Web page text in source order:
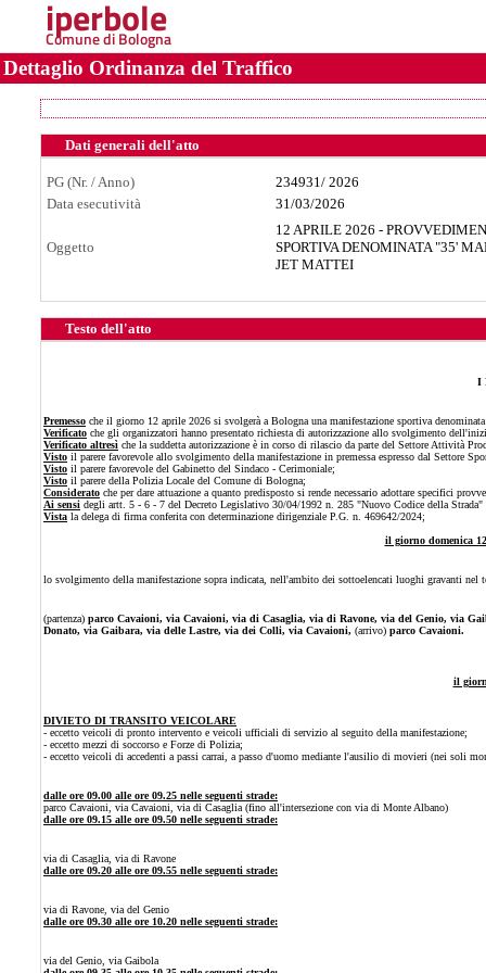
iperbole
Comune di Bologna
Dettaglio Ordinanza del Traffico
Dati generali dell'atto
PG (Nr. / Anno) 234931/ 2026
Data esecutività
31/03/2026
Oggetto
12 APRILE 2026 -
SPORTIVA DENOMINATA "35'
JET MATTEI
Testo dell'atto
I
Premesso che il giorno 12 aprile 2026 si svolgerà a Bologna una manifestazione sportiva
Verificato che gli organizzatori hanno presentato richiesta di autorizzazione allo svolgimento
Verificato altresì che la suddetta autorizzazione è in corso di rilascio da parte del Settore Attività
Visto il parere favorevole allo svolgimento della manifestazione in premessa espresso dal Settore
Visto il parere favorevole del Gabinetto del Sindaco - Cerimoniale;
Visto il parere della Polizia Locale del Comune di Bologna;
Considerato che per dare attuazione a quanto predisposto si rende necessario adottare specifici
Ai sensi degli artt. 5 - 6 - 7 del Decreto Legislativo 30/04/1992 n. 285 "Nuovo Codice della
Vista la delega di firma conferita con determinazione dirigenziale P.G. n. 469642/2024;
il giorno domenica
lo svolgimento della manifestazione sopra indicata, nell'ambito dei sottoelencati luoghi gravanti
(partenza) parco Cavaioni, via Cavaioni, via di Casaglia, via di Ravone, via del Genio, via
Donato, via Gaibara, via delle Lastre, via dei Colli, via Cavaioni, (arrivo) parco Cavaioni.
il
DIVIETO DI TRANSITO VEICOLARE
- eccetto veicoli di pronto intervento e veicoli ufficiali di servizio al seguito della manifestazione;
- eccetto mezzi di soccorso e Forze di Polizia;
- eccetto veicoli di accedenti a passi carrai, a passo d'uomo mediante l'ausilio di movieri (nei soli
dalle ore 09.00 alle ore 09.25 nelle seguenti strade:
parco Cavaioni, via Cavaioni, via di Casaglia (fino all'intersezione con via di Monte Albano)
dalle ore 09.15 alle ore 09.50 nelle seguenti strade:
via di Casaglia, via di Ravone
dalle ore 09.20 alle ore 09.55 nelle seguenti strade:
via di Ravone, via del Genio
dalle ore 09.30 alle ore 10.20 nelle seguenti strade:
via del Genio, via Gaibola